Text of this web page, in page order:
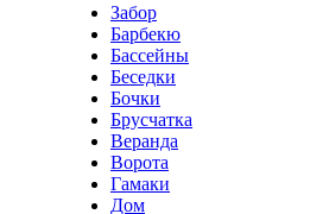
Забор
Барбекю
Бассейны
Беседки
Бочки
Брусчатка
Веранда
Ворота
Гамаки
Дом